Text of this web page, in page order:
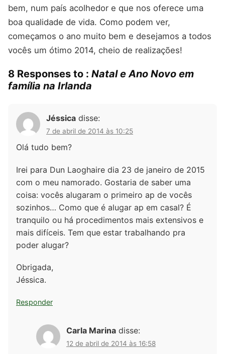
bem, num país acolhedor e que nos oferece uma
boa qualidade de vida. Como podem ver,
começamos o ano muito bem e desejamos a todos
vocês um ótimo 2014, cheio de realizações!
8 Responses to : Natal e Ano Novo em
família na Irlanda
Jéssica disse:
7 de abril de 2014 às 10:25
Olá tudo bem?
Irei para Dun Laoghaire dia 23 de janeiro de 2015
com o meu namorado. Gostaria de saber uma
coisa: vocês alugaram o primeiro ap de vocês
sozinhos… Como que é alugar ap em casal? É
tranquilo ou há procedimentos mais extensivos e
mais difíceis. Tem que estar trabalhando pra
poder alugar?
Obrigada,
Jéssica.
Responder
Carla Marina disse:
12 de abril de 2014 às 16:58